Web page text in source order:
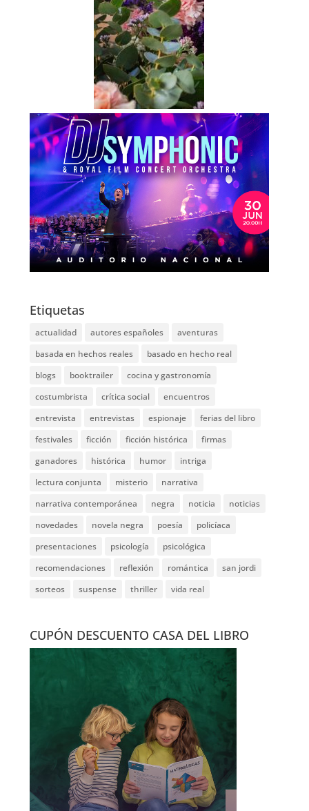
Etiquetas
actualidad autores españoles
aventuras
basada en hechos reales
basado en hecho real
blogs
booktrailer
cocina y gastronomía
costumbrista
crítica social
encuentros
entrevista
entrevistas espionaje
ferias del libro
festivales
ficción ficción histórica
firmas
ganadores
histórica humor
intriga
lectura conjunta
misterio
narrativa
narrativa contemporánea
negra noticia
noticias
novedades
novela negra poesía
policíaca
presentaciones
psicología
psicológica
recomendaciones
reflexión romántica
san jordi
sorteos
suspense thriller vida real
CUPÓN DESCUENTO CASA DEL LIBRO